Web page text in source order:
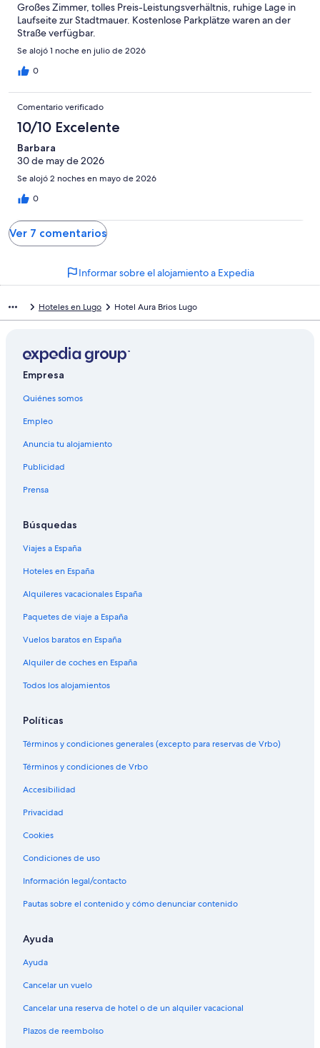
Großes Zimmer, tolles Preis-Leistungsverhältnis, ruhige Lage in
Laufseite zur Stadtmauer. Kostenlose Parkplätze waren an der
Straße verfügbar.
Se alojó 1 noche en julio de 2026
0
Comentario verificado
10/10 Excelente
Barbara
30 de may de 2026
Se alojó 2 noches en mayo de 2026
0
Ver 7 comentarios
Informar sobre el alojamiento a Expedia
Hoteles en Lugo Hotel Aura Brios Lugo
Empresa
Quiénes somos
Empleo
Anuncia tu alojamiento
Publicidad
Prensa
Búsquedas
Viajes a España
Hoteles en España
Alquileres vacacionales España
Paquetes de viaje a España
Vuelos baratos en España
Alquiler de coches en España
Todos los alojamientos
Políticas
Términos y condiciones generales (excepto para reservas de Vrbo)
Términos y condiciones de Vrbo
Accesibilidad
Privacidad
Cookies
Condiciones de uso
Información legal/contacto
Pautas sobre el contenido y cómo denunciar contenido
Ayuda
Ayuda
Cancelar un vuelo
Cancelar una reserva de hotel o de un alquiler vacacional
Plazos de reembolso